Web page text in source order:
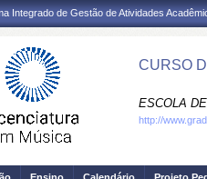
Integrado de Gestão de Atividades
CURSO
ESCOLA
http://